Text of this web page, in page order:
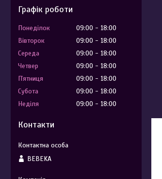
Графік роботи
Понеділок 09:00
18:00
Вівторок
09:00
18:00
Середа
09:00
18:00
Четвер
09:00
18:00
Пʼятниця
09:00
18:00
Субота
09:00
18:00
Неділя
09:00 18:00
Контакти
BEBEKA